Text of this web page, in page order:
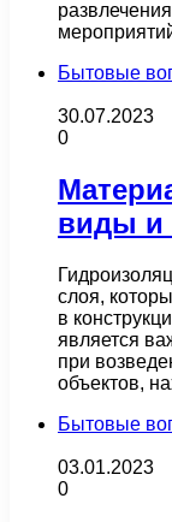
Бытовые
30.07.2023
0
виды и
слоя,
в
является
при
объектов,
Бытовые
03.01.2023
0